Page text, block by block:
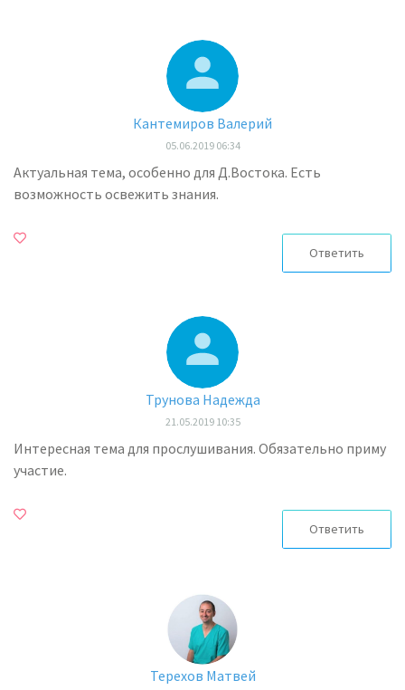
Кантемиров Валерий
05.06.2019 06:34
Актуальная тема, особенно для Д.Востока. Есть
возможность освежить знания.
Ответить
Трунова Надежда
21.05.2019 10:35
Интересная тема для прослушивания. Обязательно приму
участие.
Ответить
Терехов Матвей